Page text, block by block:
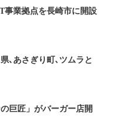
事業拠点を長崎市に開設
､あさぎり町､ツムラと
巨匠」がバーガー店開